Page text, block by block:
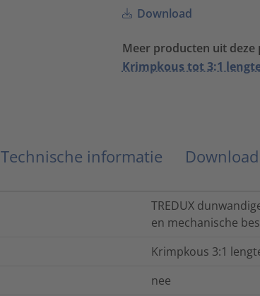
Download
Meer producten uit deze
Krimpkous tot 3:1
Technische informatie Download
TREDUX
en mechanische
Krimpkous 3:1
nee